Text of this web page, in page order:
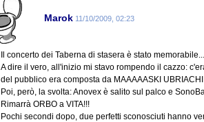
Marok 11/10/2009, 02:23
Il concerto dei Taberna di stasera è stato
A dire il vero, all'inizio mi stavo rompendo il cazzo:
del pubblico era composta da MAAAAASKI
Poi, però, la svolta: Anovex è salito sul palco e
Rimarrà ORBO a VITA!!!
Pochi secondi dopo, due perfetti sconosciuti hanno